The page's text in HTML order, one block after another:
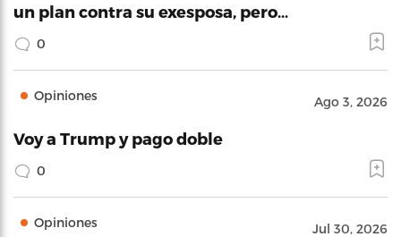
un plan contra su exesposa, pero…
0
Opiniones Ago 3, 2026
Voy a Trump y pago doble
0
Opiniones Jul 30, 2026